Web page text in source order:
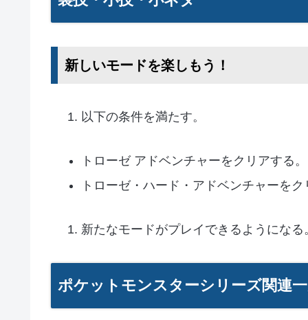
新しいモードを楽しもう！
以下の条件を満たす。
トローゼ アドベンチャーをクリアする。
トローゼ・ハード・アドベンチャーをク
新たなモードがプレイできるようになる
ポケットモンスターシリーズ関連